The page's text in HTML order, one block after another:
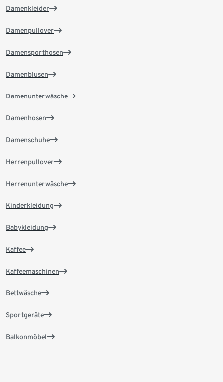
Damenkleider
Damenpullover
Damensporthosen
Damenblusen
Damenunterwäsche
Damenhosen
Damenschuhe
Herrenpullover
Herrenunterwäsche
Kinderkleidung
Babykleidung
Kaffee
Kaffeemaschinen
Bettwäsche
Sportgeräte
Balkonmöbel